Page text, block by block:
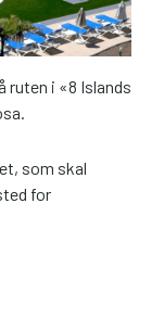
ruten i «8 Islands
som skal
for